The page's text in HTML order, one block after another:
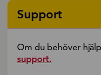
Support
Om du behöver
support.